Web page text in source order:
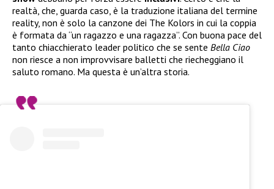
realtà, che, guarda caso, è la traduzione italiana del termine
reality, non è solo la canzone dei The Kolors in cui la coppia
è formata da “un ragazzo e una ragazza”. Con buona pace del
tanto chiacchierato leader politico che se sente Bella Ciao
non riesce a non improvvisare balletti che riecheggiano il
saluto romano. Ma questa è un’altra storia.